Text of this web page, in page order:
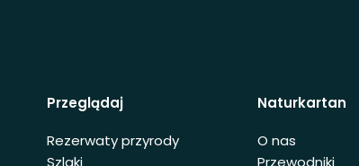
Przeglądaj
Rezerwaty przyrody
Szlaki
Naturkartan
O nas
Przewodniki